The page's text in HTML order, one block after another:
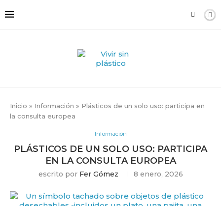
Inicio » Información » Plásticos de un solo uso: participa en
la consulta europea
Información
PLÁSTICOS DE UN SOLO USO: PARTICIPA
EN LA CONSULTA EUROPEA
escrito por Fer Gómez 8 enero, 2026